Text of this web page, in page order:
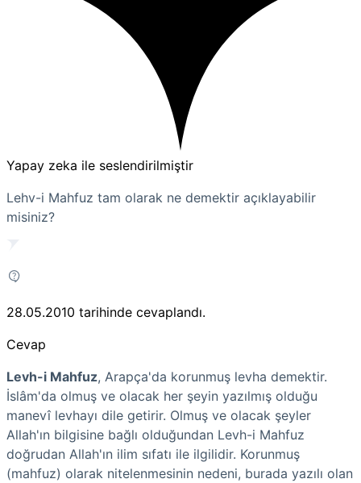
Yapay zeka ile seslendirilmiştir
Lehv-i Mahfuz tam olarak ne demektir açıklayabilir
misiniz?
28.05.2010 tarihinde cevaplandı.
Cevap
Levh-i Mahfuz, Arapça'da korunmuş levha demektir.
İslâm'da olmuş ve olacak her şeyin yazılmış olduğu
manevî levhayı dile getirir. Olmuş ve olacak şeyler
Allah'ın bilgisine bağlı olduğundan Levh-i Mahfuz
doğrudan Allah'ın ilim sıfatı ile ilgilidir. Korunmuş
(mahfuz) olarak nitelenmesinin nedeni, burada yazılı olan